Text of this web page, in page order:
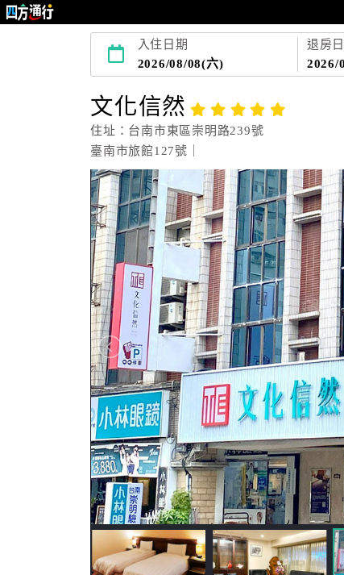
入住日期
2026/08/08(六)
退房
2026/
文化信然
住址：台南市東區崇明路239號
臺南市旅館127號｜